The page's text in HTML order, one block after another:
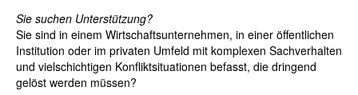
Sie suchen Unterstützung?
Sie sind in einem Wirtschaftsunternehmen, in einer öffentlichen
Institution oder im privaten Umfeld mit komplexen Sachverhalten
und vielschichtigen Konfliktsituationen befasst, die dringend
gelöst werden müssen?